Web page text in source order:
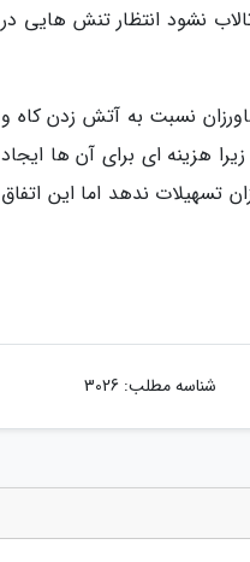
نشود انتظار تنش هایی در
نسبت به آتش زدن کاه و
هزینه ای برای آن ها ایجاد
تسهیلات ندهد اما این اتفاق
شناسه مطلب: 3026